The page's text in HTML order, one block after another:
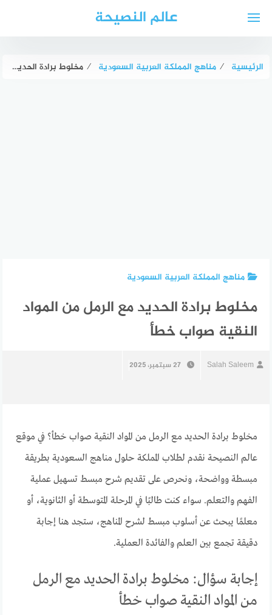
عالم النصيحة
الرئيسية ⁄ مناهج المملكة العربية السعودية ⁄ مخلوط برادة الحديد مع الرمل من المواد النقية صواب خطأ
مناهج المملكة العربية السعودية
مخلوط برادة الحديد مع الرمل من المواد
النقية صواب خطأ
Salah Saleem 27 سبتمبر، 2025
مخلوط برادة الحديد مع الرمل من المواد النقية صواب خطأ؟ في موقع
عالم النصيحة نقدم لطلاب المملكة حلول مناهج السعودية بطريقة
مبسطة وواضحة، ونحرص على تقديم شرح مبسط تسهيل عملية
الفهم والتعلم. سواء كنت طالبًا في المرحلة المتوسطة أو الثانوية، أو
معلمًا يبحث عن أسلوب مبسط لشرح المناهج، ستجد هنا إجابة
دقيقة تجمع بين العلم والفائدة العملية.
إجابة سؤال: مخلوط برادة الحديد مع الرمل
من المواد النقية صواب خطأ